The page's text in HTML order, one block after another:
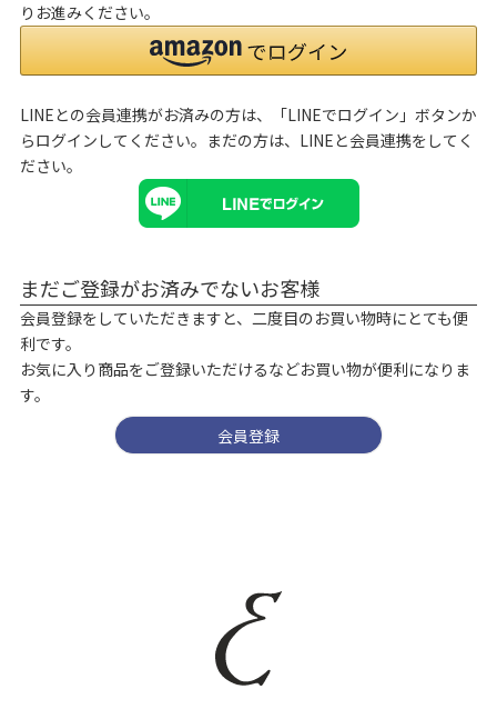
りお進みください。
LINEとの会員連携がお済みの方は、「LINEでログイン」ボタンか
らログインしてください。まだの方は、 LINEと会員連携をしてく
ださい。
まだご登録がお済みでないお客様
会員登録をしていただきますと、二度目のお買い物時にとても便
利です。
お気に入り商品をご登録いただけるなどお買い物が便利になりま
す。
会員登録